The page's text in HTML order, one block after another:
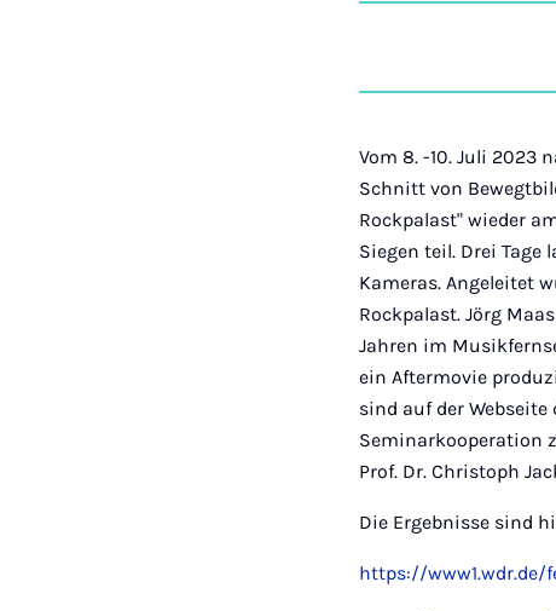
Vom 8. -10. Juli 2023
Schnitt von
Rockpalast" wieder
Siegen teil. Drei Tage
Kameras. Angeleitet
Rockpalast. Jörg
Jahren im
ein Aftermovie
sind auf der
Seminarkooperation
Prof. Dr. Christoph
Die Ergebnisse sind
https://